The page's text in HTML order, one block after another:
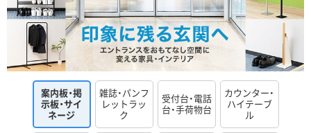
案内板・掲
示板・サイ
ネージ
雑誌・パンフ
レットラッ
ク
受付台・電話
台・手荷物台
カウンター・
ハイテーブ
ル